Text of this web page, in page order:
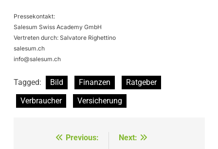
Pressekontakt:
Salesum Swiss Academy GmbH
Vertreten durch: Salvatore Righettino
salesum.ch
info@salesum.ch
Tagged: Bild Finanzen
Ratgeber
Verbraucher
Versicherung
Beitragsnavigation
Previous:
Next: